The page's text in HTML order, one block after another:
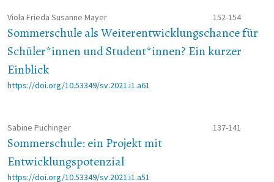
Viola Frieda Susanne Mayer 152-154
Sommerschule als Weiterentwicklungschance für
Schüler*innen und Student*innen? Ein kurzer
Einblick
https://doi.org/10.53349/sv.2021.i1.a61
Sabine Puchinger 137-141
Sommerschule: ein Projekt mit
Entwicklungspotenzial
https://doi.org/10.53349/sv.2021.i1.a51